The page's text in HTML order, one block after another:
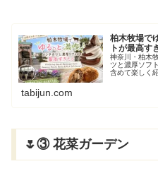
柏木牧場で
トが最高す
神奈川・柏木
ツと濃厚ソフ
含めて楽しく紹
tabijun.com
🌷③ 花菜ガーデン